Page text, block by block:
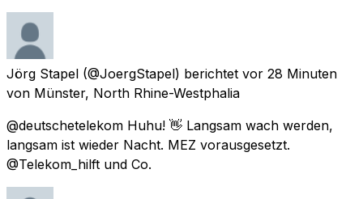
Jörg Stapel (@JoergStapel) berichtet vor 28 Minuten
von Münster, North Rhine-Westphalia
@deutschetelekom Huhu! 👋 Langsam wach werden,
langsam ist wieder Nacht. MEZ vorausgesetzt.
@Telekom_hilft und Co.